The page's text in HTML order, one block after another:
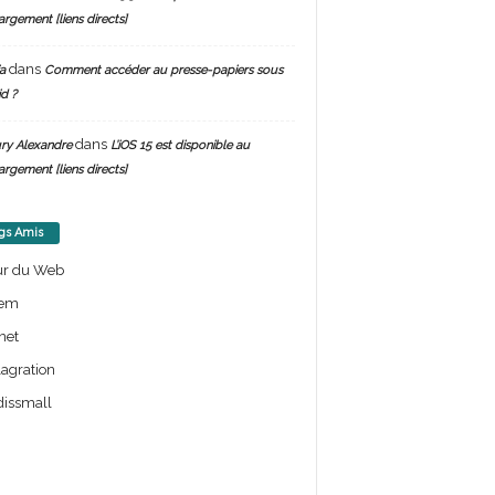
[liens directs]
dans Comment accéder au presse-papiers sous
?
Alexandredans L’iOS 15 est disponible au
[liens directs]
Amis
du Web